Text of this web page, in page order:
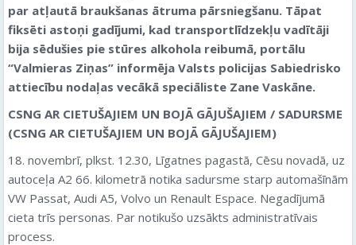
par atļautā braukšanas ātruma pārsniegšanu. Tāpat
fiksēti astoņi gadījumi, kad transportlīdzekļu vadītāji
bija sēdušies pie stūres alkohola reibumā, portālu
“Valmieras Ziņas” informēja Valsts policijas Sabiedrisko
attiecību nodaļas vecākā speciāliste Zane Vaskāne.
CSNG AR CIETUŠAJIEM UN BOJĀ GĀJUŠAJIEM / SADURSME
(CSNG AR CIETUŠAJIEM UN BOJĀ GĀJUŠAJIEM)
18. novembrī, plkst. 12.30, Līgatnes pagastā, Cēsu novadā, uz
autoceļa A2 66. kilometrā notika sadursme starp automašīnām
VW Passat, Audi A5, Volvo un Renault Espace. Negadījumā
cieta trīs personas. Par notikušo uzsākts administratīvais
process.